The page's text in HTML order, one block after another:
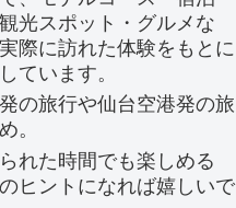
光スポット・グルメな
際に訪れた体験をもとに
ています。
の旅行や仙台空港発の旅
。
られた時間でも楽しめる
ヒントになれば嬉しいで